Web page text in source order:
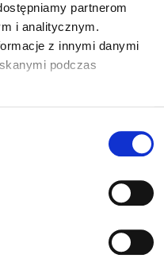
partnerom
i analitycznym.
z innymi danymi
podczas